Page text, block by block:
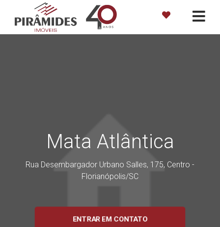
Mata Atlântica
Rua Desembargador Urbano Salles, 175, Centro -
Florianópolis/SC
ENTRAR EM CONTATO